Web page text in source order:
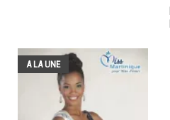
A LA UNE